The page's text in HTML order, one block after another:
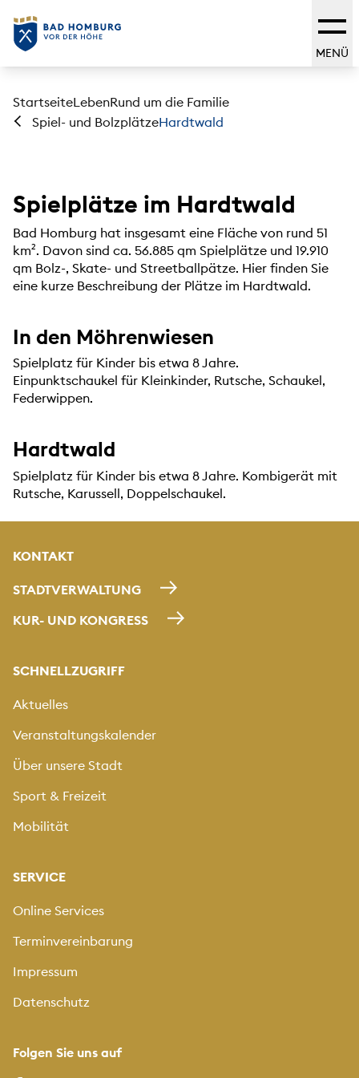
MENÜ
StartseiteLebenRund um die Familie
Spiel- und BolzplätzeHardtwald
Spielplätze im Hardtwald
Bad Homburg hat insgesamt eine Fläche von rund 51
km². Davon sind ca. 56.885 qm Spielplätze und 19.910
qm Bolz-, Skate- und Streetballpätze. Hier finden Sie
eine kurze Beschreibung der Plätze im Hardtwald.
In den Möhrenwiesen
Spielplatz für Kinder bis etwa 8 Jahre.
Einpunktschaukel für Kleinkinder, Rutsche, Schaukel,
Federwippen.
Hardtwald
Spielplatz für Kinder bis etwa 8 Jahre. Kombigerät mit
Rutsche, Karussell, Doppelschaukel.
KONTAKT
STADTVERWALTUNG
KUR- UND KONGRESS
SCHNELLZUGRIFF
Aktuelles
Veranstaltungskalender
Über unsere Stadt
Sport & Freizeit
Mobilität
SERVICE
Online Services
Terminvereinbarung
Impressum
Datenschutz
Folgen Sie uns auf